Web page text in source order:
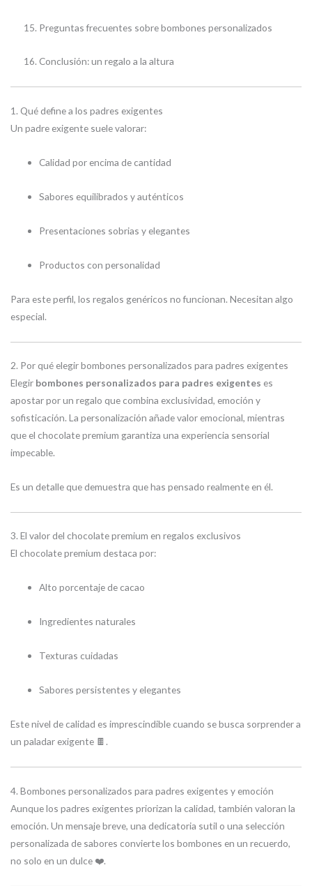
Preguntas frecuentes sobre bombones personalizados
Conclusión: un regalo a la altura
1. Qué define a los padres exigentes
Un padre exigente suele valorar:
Calidad por encima de cantidad
Sabores equilibrados y auténticos
Presentaciones sobrias y elegantes
Productos con personalidad
Para este perfil, los regalos genéricos no funcionan. Necesitan algo
especial.
2. Por qué elegir bombones personalizados para padres exigentes
Elegir bombones personalizados para padres exigentes es
apostar por un regalo que combina exclusividad, emoción y
sofisticación. La personalización añade valor emocional, mientras
que el chocolate premium garantiza una experiencia sensorial
impecable.
Es un detalle que demuestra que has pensado realmente en él.
3. El valor del chocolate premium en regalos exclusivos
El chocolate premium destaca por:
Alto porcentaje de cacao
Ingredientes naturales
Texturas cuidadas
Sabores persistentes y elegantes
Este nivel de calidad es imprescindible cuando se busca sorprender a
un paladar exigente 🍫.
4. Bombones personalizados para padres exigentes y emoción
Aunque los padres exigentes priorizan la calidad, también valoran la
emoción. Un mensaje breve, una dedicatoria sutil o una selección
personalizada de sabores convierte los bombones en un recuerdo,
no solo en un dulce ❤️.